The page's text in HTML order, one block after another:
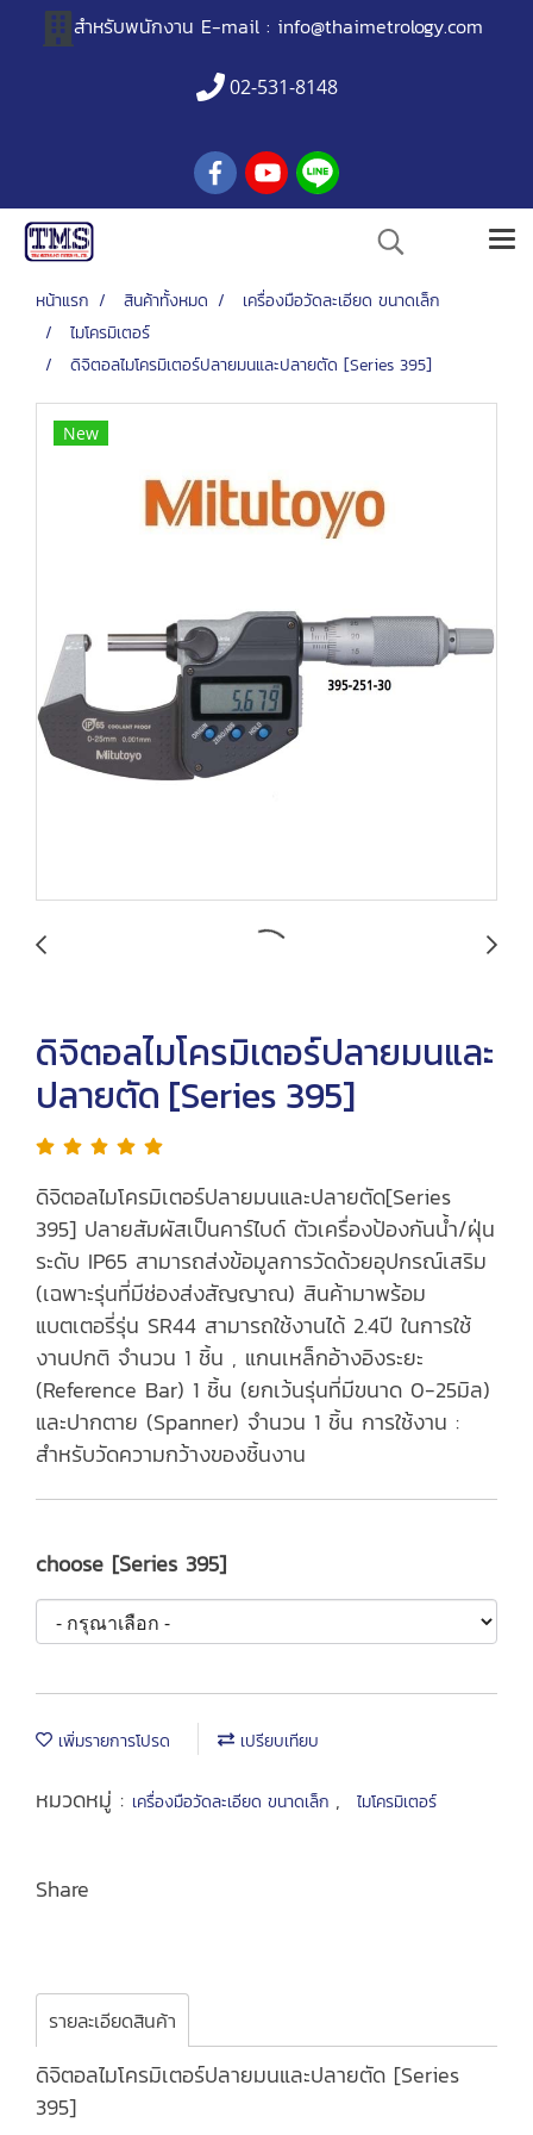
สำหรับพนักงาน E-mail : info@thaimetrology.com
02-531-8148
หน้าแรก สินค้าทั้งหมด
เครื่องมือวัดละเอียด ขนาดเล็ก
ไมโครมิเตอร์
ดิจิตอลไมโครมิเตอร์ปลายมนและปลายตัด [Series 395]
New
ดิจิตอลไมโครมิเตอร์ปลายมนและ
ปลายตัด [Series 395]
ดิจิตอลไมโครมิเตอร์ปลายมนและปลายตัด[Series
395] ปลายสัมผัสเป็นคาร์ไบด์ ตัวเครื่องป้องกันน้ำ/ฝุ่น
ระดับ IP65 สามารถส่งข้อมูลการวัดด้วยอุปกรณ์เสริม
(เฉพาะรุ่นที่มีช่องส่งสัญญาณ) สินค้ามาพร้อม
แบตเตอรี่รุ่น SR44 สามารถใช้งานได้ 2.4ปี ในการใช้
งานปกติ จำนวน 1 ชิ้น , แกนเหล็กอ้างอิงระยะ
(Reference Bar) 1 ชิ้น (ยกเว้นรุ่นที่มีขนาด 0-25มิล)
และปากตาย (Spanner) จำนวน 1 ชิ้น การใช้งาน :
สำหรับวัดความกว้างของชิ้นงาน
choose [Series 395]
เพิ่มรายการโปรด เปรียบเทียบ
หมวดหมู่ : เครื่องมือวัดละเอียด ขนาดเล็ก , ไมโครมิเตอร์
Share
รายละเอียดสินค้า
ดิจิตอลไมโครมิเตอร์ปลายมนและปลายตัด [Series
395]